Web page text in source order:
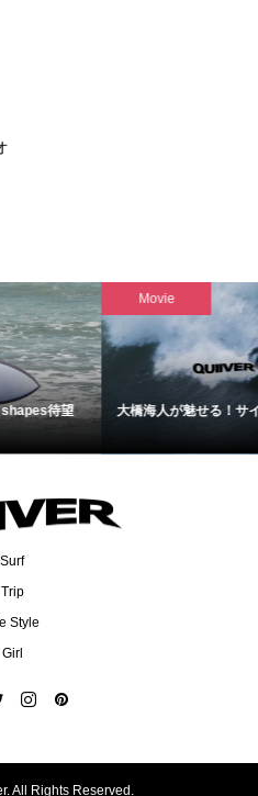
Movie
大橋海人が魅せる！サイズアップ...
Surf
Trip
Style
Girl
All Rights Reserved.